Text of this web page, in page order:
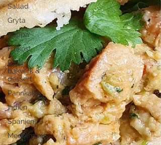
Sallad
Gryta
Soppa
Frukost
Bröd,
bakverk &
dessert
Pannkakor
Indien
Spanien
Medelhavet